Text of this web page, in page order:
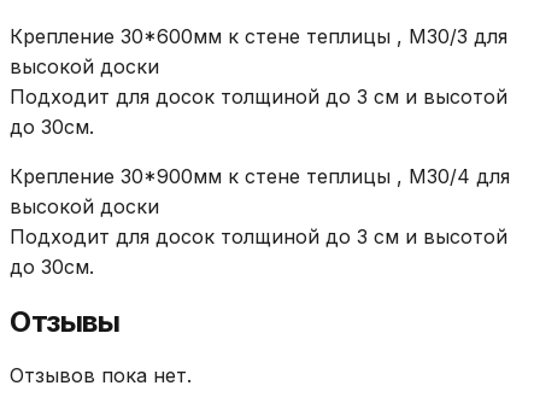
Крепление 30*600мм к стене теплицы , М30/3 для
высокой доски
Подходит для досок толщиной до 3 см и высотой
до 30см.
Крепление 30*900мм к стене теплицы , М30/4 для
высокой доски
Подходит для досок толщиной до 3 см и высотой
до 30см.
Отзывы
Отзывов пока нет.